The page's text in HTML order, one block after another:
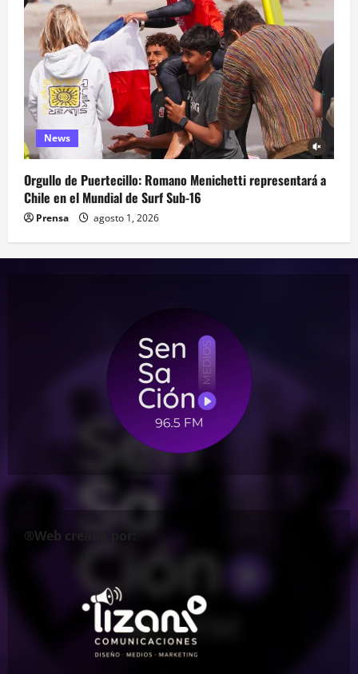
News
Orgullo de Puertecillo: Romano Menichetti representará a
Chile en el Mundial de Surf Sub-16
Prensa agosto 1, 2026
®Web creada por: